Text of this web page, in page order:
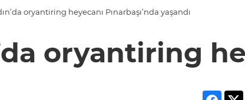
oryantiring heyecanı Pınarbaşı’nda yaşandı
oryantiring